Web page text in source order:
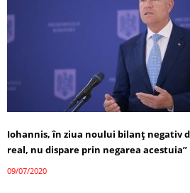
Iohannis, în ziua noului bilanţ negativ
real, nu dispare prin negarea acestuia”
09/07/2020